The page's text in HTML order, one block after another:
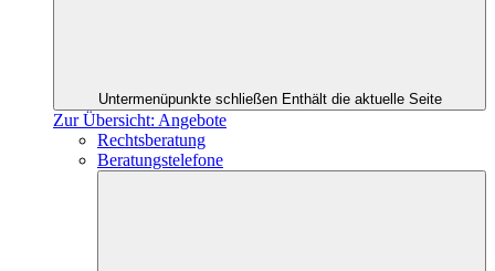
Untermenüpunkte schließen Enthält die aktuelle Seite
Zur Übersicht: Angebote
Rechtsberatung
Beratungstelefone